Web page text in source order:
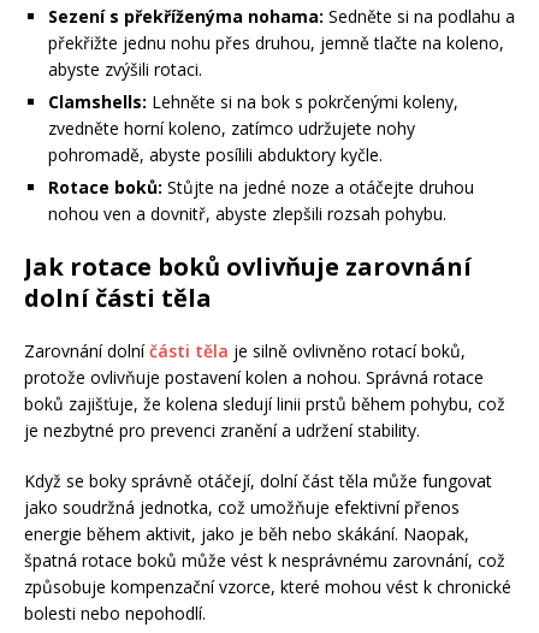
Sezení s překříženýma nohama: Sedněte si na podlahu a
překřižte jednu nohu přes druhou, jemně tlačte na koleno,
abyste zvýšili rotaci.
Clamshells: Lehněte si na bok s pokrčenými koleny,
zvedněte horní koleno, zatímco udržujete nohy
pohromadě, abyste posílili abduktory kyčle.
Rotace boků: Stůjte na jedné noze a otáčejte druhou
nohou ven a dovnitř, abyste zlepšili rozsah pohybu.
Jak rotace boků ovlivňuje zarovnání
dolní části těla
Zarovnání dolníčásti těla je silně ovlivněno rotací boků,
protože ovlivňuje postavení kolen a nohou. Správná rotace
boků zajišťuje, že kolena sledují linii prstů během pohybu, což
je nezbytné pro prevenci zranění a udržení stability.
Když se boky správně otáčejí, dolní část těla může fungovat
jako soudržná jednotka, což umožňuje efektivní přenos
energie během aktivit, jako je běh nebo skákání. Naopak,
špatná rotace boků může vést k nesprávnému zarovnání, což
způsobuje kompenzační vzorce, které mohou vést k chronické
bolesti nebo nepohodlí.